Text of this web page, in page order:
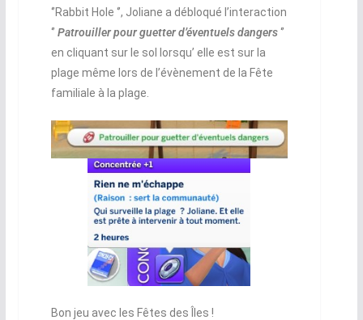
‘’Rabbit Hole ‘’, Joliane a débloqué l’interaction
‘’ Patrouiller pour guetter d’éventuels dangers‘’
en cliquant sur le sol lorsqu’ elle est sur la
plage même lors de l’évènement de la Fête
familiale à la plage.
Bon jeu avec les Fêtes des Îles !